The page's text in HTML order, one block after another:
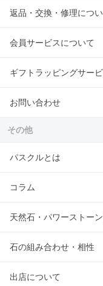
返品・交換・修理につ
会員サービスについて
ギフトラッピングサー
お問い合わせ
その他
パスクルとは
コラム
天然石・パワーストー
石の組み合わせ・相性
出店について